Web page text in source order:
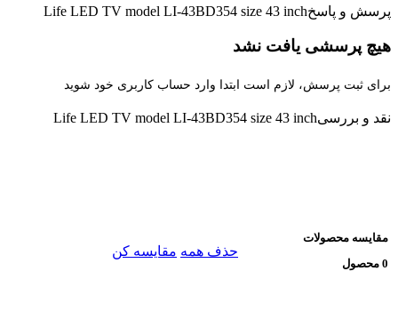
پرسش و پاسخLife LED TV model LI-43BD354 size 43 inch
هیچ پرسشی یافت نشد
برای ثبت پرسش، لازم است ابتدا وارد حساب کاربری خود شوید
نقد و بررسیLife LED TV model LI-43BD354 size 43 inch
مقایسه محصولات
0 محصول
حذف همه مقایسه کن